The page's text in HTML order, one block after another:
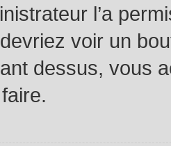
l’a
voir un
dessus, vous